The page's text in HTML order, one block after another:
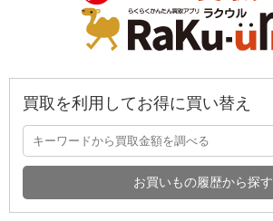
買取を利用してお得に買い替え
お買いもの履歴から探す